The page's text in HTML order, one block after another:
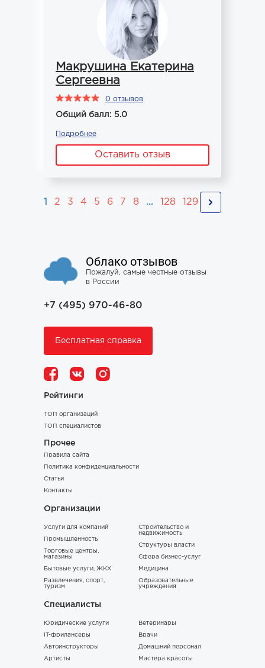
Макрушина Екатерина
Сергеевна
0 отзывов
Общий балл: 5.0
Подробнее
Оставить отзыв
1 2 3 4 5 6 7 8 ... 128 129
Облако отзывов
Пожалуй, самые честные отзывы
в России
+7 (495) 970-46-80
Бесплатная справка
Рейтинги
ТОП организаций
ТОП специалистов
Прочее
Правила сайта
Политика конфиденциальности
Статьи
Контакты
Организации
Услуги для компаний
Промышленность
Торговые центры,
магазины
Бытовые услуги, ЖКХ
Развлечения, спорт,
туризм
Строительство и
недвижимость
Структуры власти
Сфера бизнес-услуг
Медицина
Образовательные
учреждения
Специалисты
Юридические услуги
IT-фрилансеры
Автоинструкторы
Артисты
Ветеринары
Врачи
Домашний персонал
Мастера красоты